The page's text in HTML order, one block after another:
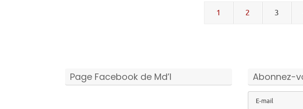
1 2 3
Page Facebook de Md’I Abonnez-